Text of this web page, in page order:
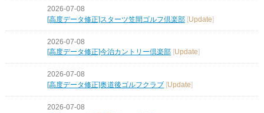
2026-07-08
[高度データ修正]スターツ笠間ゴルフ倶楽部 [Update]
2026-07-08
[高度データ修正]今治カントリー倶楽部 Update
2026-07-08
[高度データ修正]奥道後ゴルフクラブ [Update]
2026-07-08